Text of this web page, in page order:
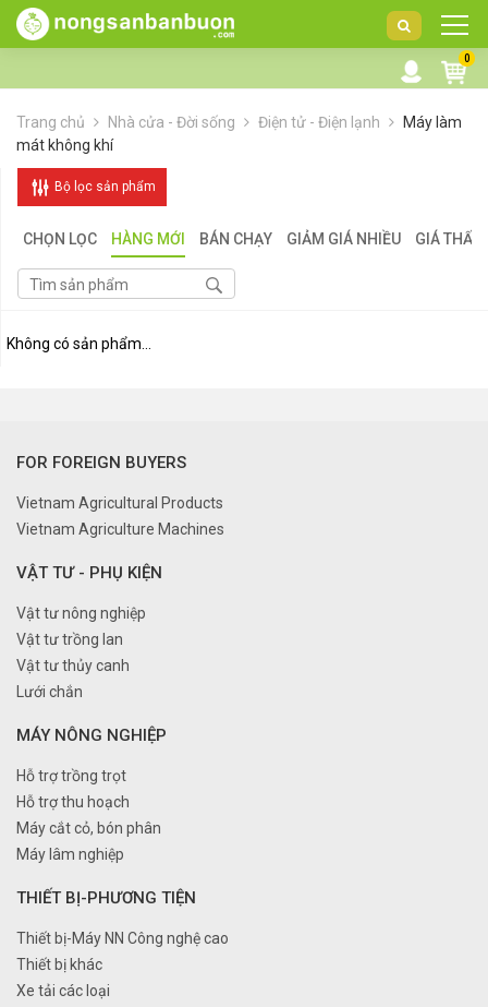
0
DANH
MỤC
PHẨM
Trang chủ Nhà cửa - Đời sống Điện tử - Điện lạnh
Máy làm
mát không khí
Bộ lọc sản phẩm
CHỌN LỌC HÀNG MỚI BÁN CHẠY GIẢM GIÁ NHIỀU GIÁ THẤP
Không có sản phẩm...
FOR FOREIGN BUYERS
Vietnam Agricultural Products
Vietnam Agriculture Machines
VẬT TƯ - PHỤ KIỆN
Vật tư nông nghiệp
Vật tư trồng lan
Vật tư thủy canh
Lưới chắn
MÁY NÔNG NGHIỆP
Hỗ trợ trồng trọt
Hỗ trợ thu hoạch
Máy cắt cỏ, bón phân
Máy lâm nghiệp
THIẾT BỊ-PHƯƠNG TIỆN
Thiết bị-Máy NN Công nghệ cao
Thiết bị khác
Xe tải các loại